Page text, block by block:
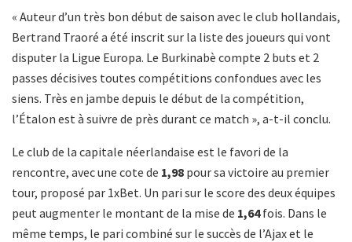
« Auteur d’un très bon début de saison avec le club hollandais,
Bertrand Traoré a été inscrit sur la liste des joueurs qui vont
disputer la Ligue Europa. Le Burkinabè compte 2 buts et 2
passes décisives toutes compétitions confondues avec les
siens. Très en jambe depuis le début de la compétition,
l’Étalon est à suivre de près durant ce match », a-t-il conclu.
Le club de la capitale néerlandaise est le favori de la
rencontre, avec une cote de 1,98 pour sa victoire au premier
tour, proposé par 1xBet. Un pari sur le score des deux équipes
peut augmenter le montant de la mise de 1,64fois. Dans le
même temps, le pari combiné sur le succès de l’Ajax et le